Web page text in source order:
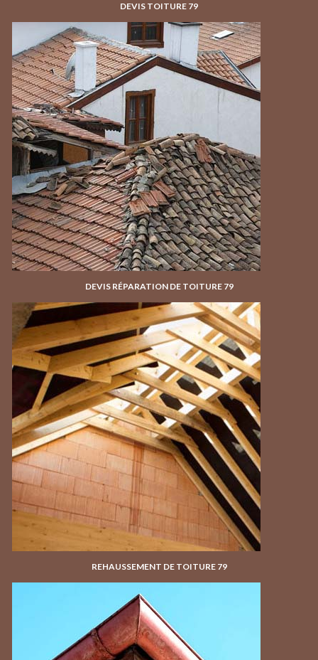
DEVIS TOITURE 79
DEVIS RÉPARATION DE TOITURE 79
REHAUSSEMENT DE TOITURE 79